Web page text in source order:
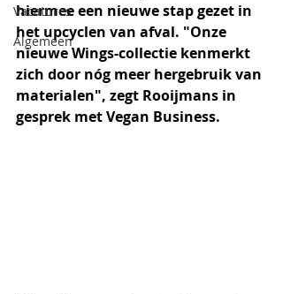
Vacatures
Algemeen
hiermee een nieuwe stap gezet in
het upcyclen van afval. "Onze
nieuwe Wings-collectie kenmerkt
zich door nóg meer hergebruik van
materialen", zegt Rooijmans in
gesprek met Vegan Business.